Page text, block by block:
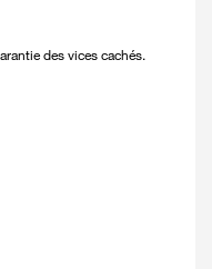
des vices cachés.